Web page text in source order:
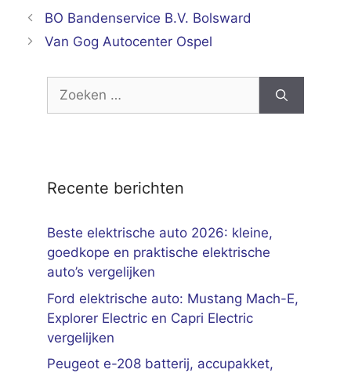
BO Bandenservice B.V. Bolsward
Van Gog Autocenter Ospel
Zoek
Recente berichten
Beste elektrische auto 2026: kleine,
goedkope en praktische elektrische
auto’s vergelijken
Ford elektrische auto: Mustang Mach-E,
Explorer Electric en Capri Electric
vergelijken
Peugeot e-208 batterij, accupakket,